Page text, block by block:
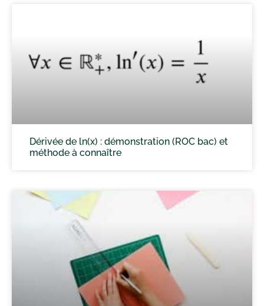
Dérivée de ln(x) : démonstration (ROC bac) et
méthode à connaître